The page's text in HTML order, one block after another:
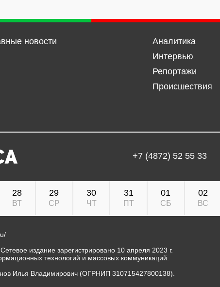
новости
Аналитика
Интервью
Репортажи
Происшествия
+7 (4872) 52 55 33
28
ВТ
29
СР
30
ЧТ
31
ПТ
01
СБ
02
ВС
издание зарегистрировано 10 апреля 2023 г.
технологий и массовых коммуникаций.
Илья Владимирович (ОГРНИП 310715427800138).